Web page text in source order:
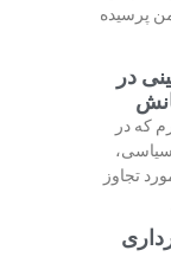
پرسیده
در
که در
تجاوز